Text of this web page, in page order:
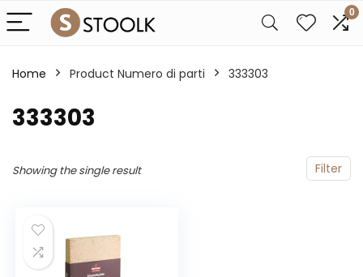
0
Home Product Numero di parti ‎333303
‎333303
Filter
Showing the single result